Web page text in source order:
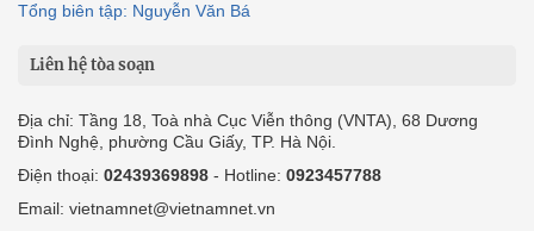
Tổng biên tập: Nguyễn Văn Bá
Liên hệ tòa soạn
Địa chỉ: Tầng 18, Toà nhà Cục Viễn thông (VNTA), 68 Dương
Đình Nghệ, phường Cầu Giấy, TP. Hà Nội.
Điện thoại: 02439369898 - Hotline: 0923457788
Email: vietnamnet@vietnamnet.vn